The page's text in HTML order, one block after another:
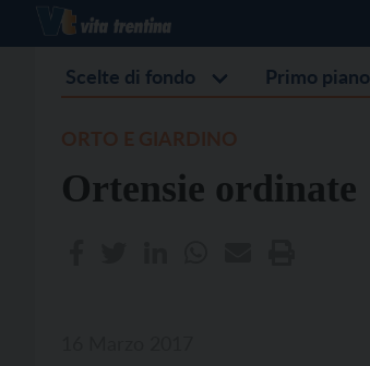
Scelte di fondo Primo piano
Ortensie ordinate